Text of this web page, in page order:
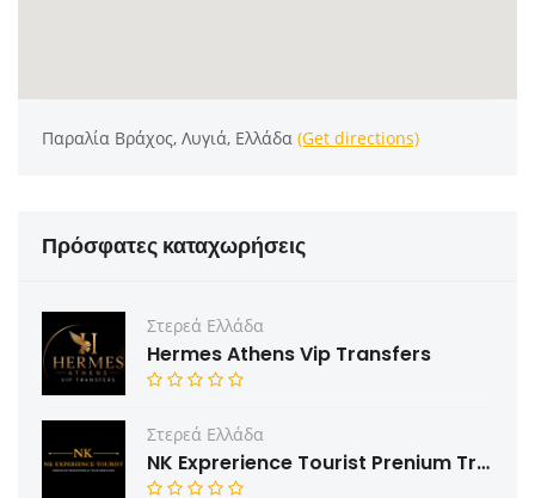
Παραλία Βράχος, Λυγιά, Ελλάδα (Get directions)
Πρόσφατες καταχωρήσεις
Στερεά Ελλάδα
Hermes Athens Vip Transfers
Στερεά Ελλάδα
NK Exprerience Tourist Prenium Transfers & Tours